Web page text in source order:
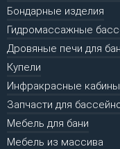
Бондарные изделия
Гидромассажные
Дровяные печи для
Купели
Инфракрасные кабины
Запчасти для
Мебель для бани
Мебель из массива